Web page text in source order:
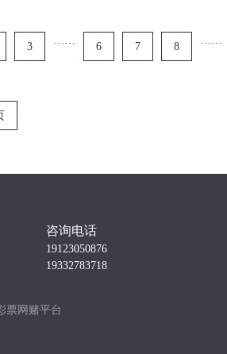
3 6 7 8
咨询电话
19123050876
19332783718
票网赌平台